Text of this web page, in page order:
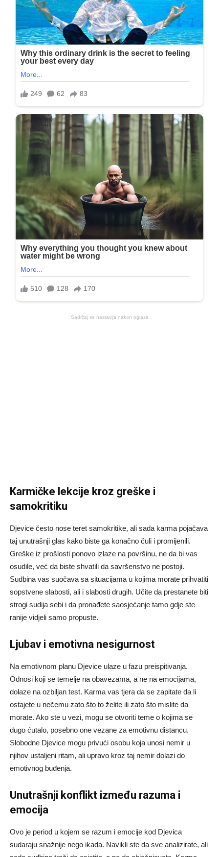
Sadržaj se nastavlja nakon oglasa
Karmičke lekcije kroz greške i
samokritiku
Djevice često nose teret samokritike, ali sada karma pojačava
taj unutrašnji glas kako biste ga konačno čuli i promijenili.
Greške iz prošlosti ponovo izlaze na površinu, ne da bi vas
osudile, već da biste shvatili da savršenstvo ne postoji.
Sudbina vas suočava sa situacijama u kojima morate prihvatiti
sopstvene slabosti, ali i slabosti drugih. Učite da prestanete biti
strogi sudija sebi i da pronađete saosjećanje tamo gdje ste
ranije vidjeli samo propuste.
Ljubav i emotivna nesigurnost
Na emotivnom planu Djevice ulaze u fazu preispitivanja.
Odnosi koji se temelje na obavezama, a ne na emocijama,
dolaze na ozbiljan test. Karma vas tjera da se zapitate da li
ostajete u nečemu zato što to želite ili zato što mislite da
morate. Ako ste u vezi, mogu se otvoriti teme o kojima se
dugo ćutalo, posebno one vezane za emotivnu distancu.
Slobodne Djevice mogu privući osobu koja unosi nemir u
njihov ustaljeni ritam, ali upravo kroz taj nemir dolazi do
emotivnog buđenja.
Unutrašnji konflikt između razuma i
emocija
Ovo je period u kojem se razum i emocije kod Djevica
sudaraju snažnije nego ikada. Navikli ste da sve analizirate, ali